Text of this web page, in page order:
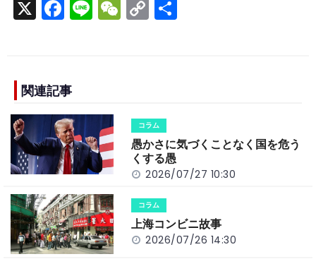
X F
a
e
b
o
o
k
Li
n
W
e
C
o
n
k
関連記事
コラム
愚かさに気づくことなく国を危う
くする愚
2026/07/27 10:30
コラム
上海コンビニ故事
2026/07/26 14:30